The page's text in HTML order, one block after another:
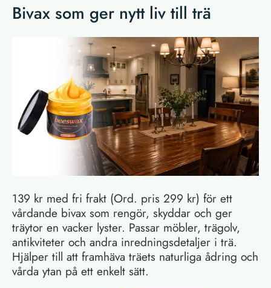
Bivax som ger nytt liv till trä
139 kr med fri frakt (Ord. pris 299 kr) för ett
vårdande bivax som rengör, skyddar och ger
träytor en vacker lyster. Passar möbler, trägolv,
antikviteter och andra inredningsdetaljer i trä.
Hjälper till att framhäva träets naturliga ådring och
vårda ytan på ett enkelt sätt.